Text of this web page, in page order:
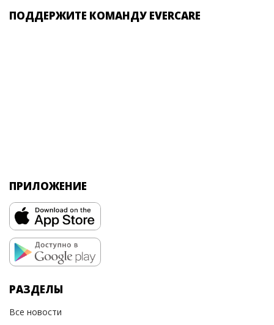
ПОДДЕРЖИТЕ КОМАНДУ EVERCARE
ПРИЛОЖЕНИЕ
РАЗДЕЛЫ
Все новости